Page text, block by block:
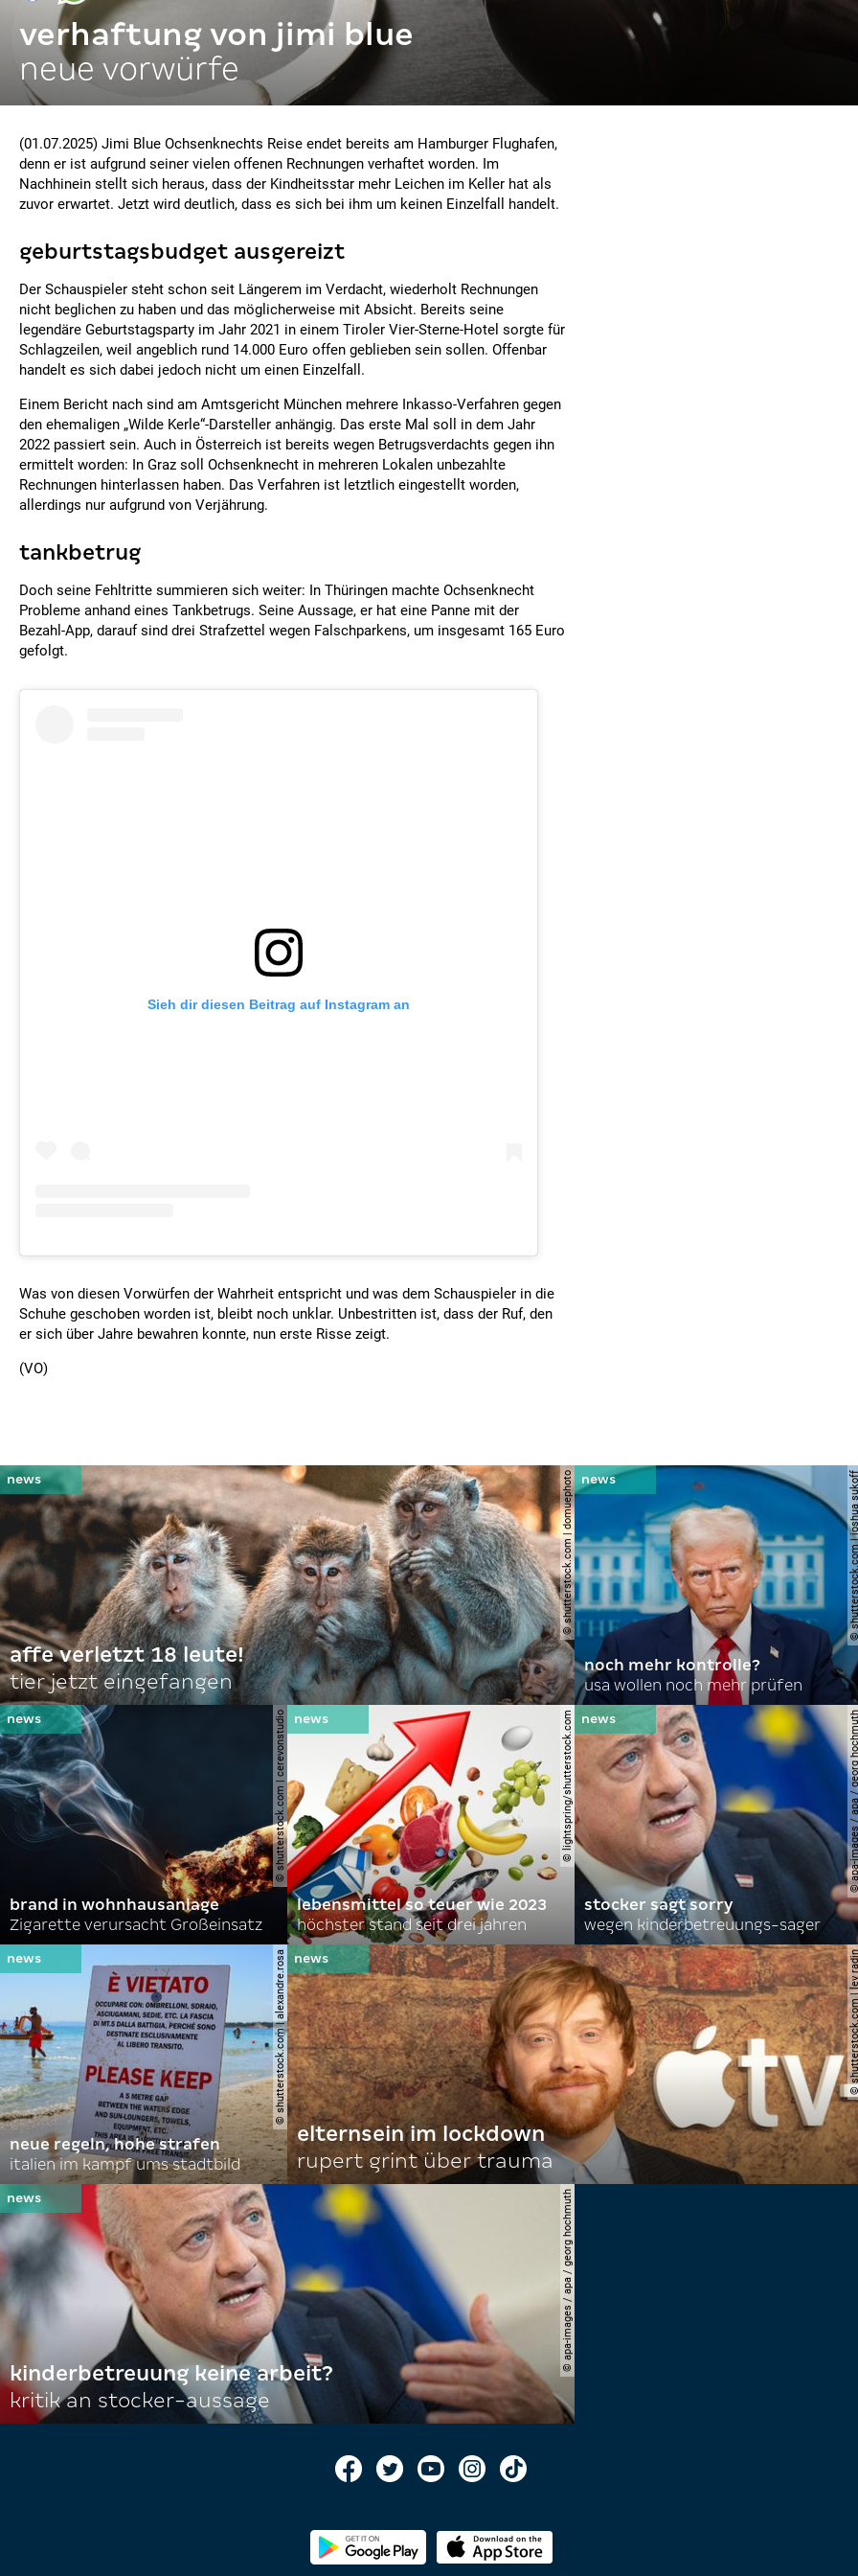
verhaftung von jimi blue
neue vorwürfe
(01.07.2025) Jimi Blue Ochsenknechts Reise endet bereits am Hamburger Flughafen,
denn er ist aufgrund seiner vielen offenen Rechnungen verhaftet worden. Im
Nachhinein stellt sich heraus, dass der Kindheitsstar mehr Leichen im Keller hat als
zuvor erwartet. Jetzt wird deutlich, dass es sich bei ihm um keinen Einzelfall handelt.
geburtstagsbudget ausgereizt
Der Schauspieler steht schon seit Längerem im Verdacht, wiederholt Rechnungen
nicht beglichen zu haben und das möglicherweise mit Absicht. Bereits seine
legendäre Geburtstagsparty im Jahr 2021 in einem Tiroler Vier-Sterne-Hotel sorgte für
Schlagzeilen, weil angeblich rund 14.000 Euro offen geblieben sein sollen. Offenbar
handelt es sich dabei jedoch nicht um einen Einzelfall.
Einem Bericht nach sind am Amtsgericht München mehrere Inkasso-Verfahren gegen
den ehemaligen „Wilde Kerle“-Darsteller anhängig. Das erste Mal soll in dem Jahr
2022 passiert sein. Auch in Österreich ist bereits wegen Betrugsverdachts gegen ihn
ermittelt worden: In Graz soll Ochsenknecht in mehreren Lokalen unbezahlte
Rechnungen hinterlassen haben. Das Verfahren ist letztlich eingestellt worden,
allerdings nur aufgrund von Verjährung.
tankbetrug
Doch seine Fehltritte summieren sich weiter: In Thüringen machte Ochsenknecht
Probleme anhand eines Tankbetrugs. Seine Aussage, er hat eine Panne mit der
Bezahl-App, darauf sind drei Strafzettel wegen Falschparkens, um insgesamt 165 Euro
gefolgt.
Sieh dir diesen Beitrag auf Instagram an
Was von diesen Vorwürfen der Wahrheit entspricht und was dem Schauspieler in die
Schuhe geschoben worden ist, bleibt noch unklar. Unbestritten ist, dass der Ruf, den
er sich über Jahre bewahren konnte, nun erste Risse zeigt.
(VO)
© shutterstock.com | domuephoto
affe verletzt 18 leute!
tier jetzt eingefangen
©
noch mehr kontrolle?
usa wollen noch mehr prüfen
© shutterstock.com | cerevonstudio
brand in wohnhausanlage
Zigarette verursacht Großeinsatz
© lightspring/shutterstock.com
lebensmittel so teuer wie 2023
höchster stand seit drei jahren
© apa-images /
stocker sagt sorry
wegen kinderbetreuungs-sager
© shutterstock.com | alexandre.rosa
neue regeln, hohe strafen
italien im kampf ums stadtbild
©
elternsein im lockdown
rupert grint über trauma
© apa-images / apa / georg hochmuth
kinderbetreuung keine arbeit?
kritik an stocker-aussage